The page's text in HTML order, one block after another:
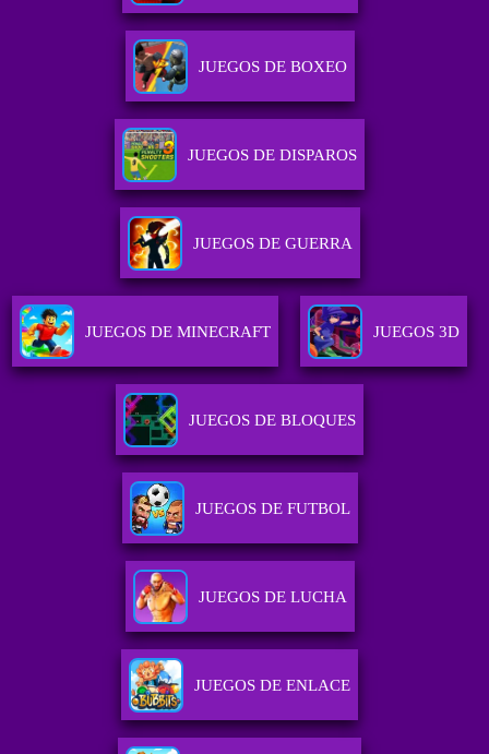
JUEGOS DE BOXEO
JUEGOS DE DISPAROS
JUEGOS DE GUERRA
JUEGOS DE MINECRAFT JUEGOS 3D
JUEGOS DE BLOQUES
JUEGOS DE FUTBOL
JUEGOS DE LUCHA
JUEGOS DE ENLACE